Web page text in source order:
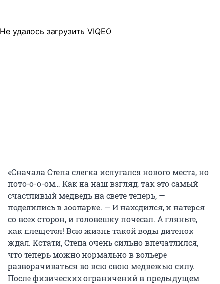
Не удалось загрузить VIQEO
«Сначала Степа слегка испугался нового места, но
пото-о-о-ом… Как на наш взгляд, так это самый
счастливый медведь на свете теперь, —
поделились в зоопарке. — И находился, и натерся
со всех сторон, и головешку почесал. А гляньте,
как плещется! Всю жизнь такой воды дитенок
ждал. Кстати, Степа очень сильно впечатлился,
что теперь можно нормально в вольере
разворачиваться во всю свою медвежью силу.
После физических ограничений в предыдущем